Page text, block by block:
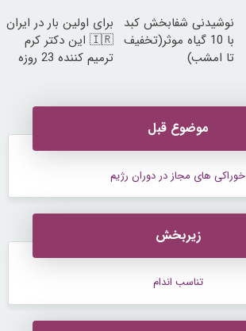
نوشیدنی شفابخش کبد
با 10 گیاه موثر(تخفیف
تا امشب)
برای اولین بار در ایران
🇮🇷 این دکتر کرم
ترمیم کننده 23 روزه
موضوع قبل
خوراکی های مجاز در دوران رژیم
زیربخش
تناسب اندام